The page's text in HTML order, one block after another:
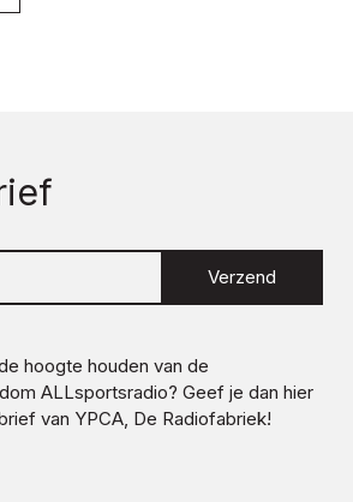
Verzend
hoogte houden van de
ALLsportsradio? Geef je dan hier
van YPCA, De Radiofabriek!